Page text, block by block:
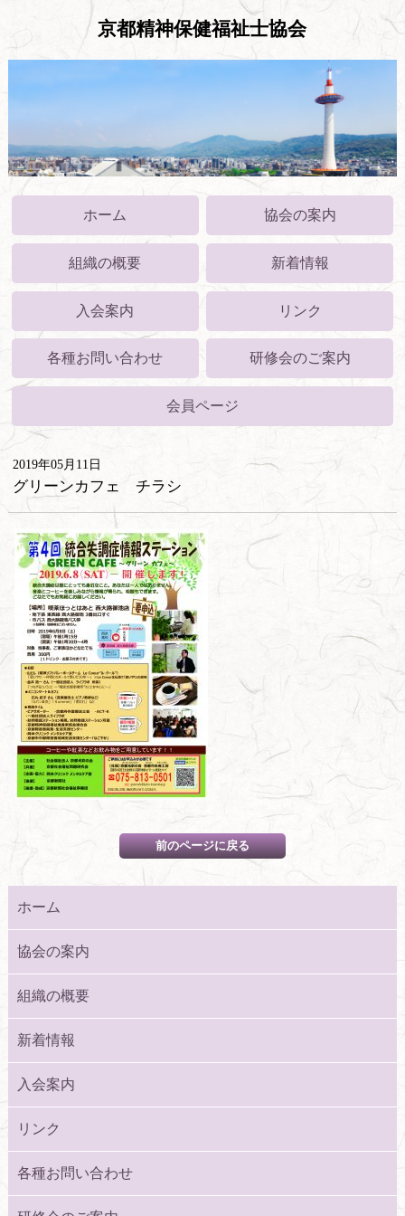
京都精神保健福祉士協会
ホーム 協会の案内
組織の概要 新着情報
入会案内 リンク
各種お問い合わせ 研修会のご案内
会員ページ
2019年05月11日
グリーンカフェ チラシ
ホーム
協会の案内
組織の概要
新着情報
入会案内
リンク
各種お問い合わせ